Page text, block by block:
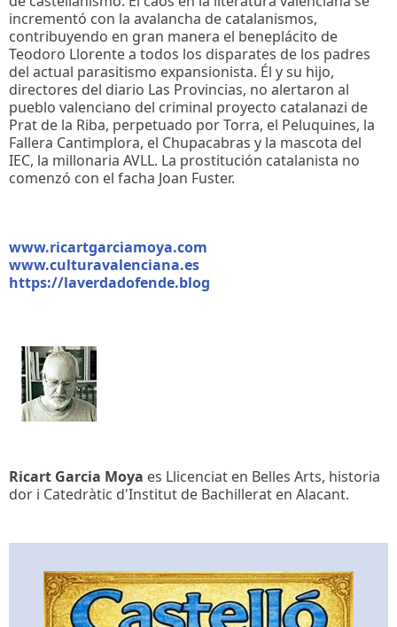
incrementó con la avalancha de catalanismos,
contribuyendo en gran manera el beneplácito de
Teodoro Llorente a todos los disparates de los padres
del actual parasitismo expansionista. Él y su hijo,
directores del diario Las Provincias, no alertaron al
pueblo valenciano del criminal proyecto catalanazi de
Prat de la Riba, perpetuado por Torra, el Peluquines, la
Fallera Cantimplora, el Chupacabras y la mascota del
IEC, la millonaria AVLL. La prostitución catalanista no
comenzó con el facha Joan Fuster.
www.ricartgarciamoya.com
www.culturavalenciana.es
https://laverdadofende.blog
Ricart Garcia Moya es Llicenciat en Belles Arts, historia
dor i Catedràtic d'Institut de Bachillerat en Alacant.